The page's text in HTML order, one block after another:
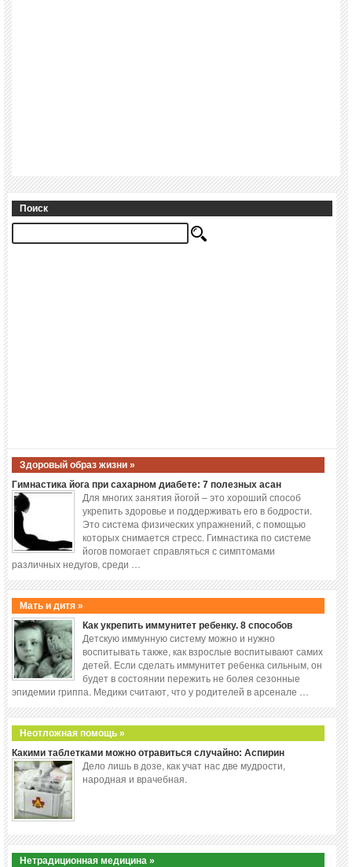
Поиск
Здоровый образ жизни »
Гимнастика йога при сахарном диабете: 7 полезных асан
Для многих занятия йогой – это хороший способ
укрепить здоровье и поддерживать его в бодрости.
Это система физических упражнений, с помощью
которых снимается стресс. Гимнастика по системе
йогов помогает справляться с симптомами
различных недугов, среди …
Мать и дитя »
Как укрепить иммунитет ребенку. 8 способов
Детскую иммунную систему можно и нужно
воспитывать также, как взрослые воспитывают самих
детей. Если сделать иммунитет ребенка сильным, он
будет в состоянии пережить не болея сезонные
эпидемии гриппа. Медики считают, что у родителей в арсенале …
Неотложная помощь »
Какими таблетками можно отравиться случайно: Аспирин
Дело лишь в дозе, как учат нас две мудрости,
народная и врачебная.
Нетрадиционная медицина »